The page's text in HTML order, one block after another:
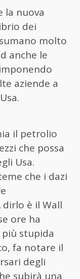
la nuova
dei
molto
anche le
aziende a
il petrolio
che possa
Usa.
che i dazi
dirlo è il Wall
ore ha
stupida
fa notare il
degli
subirà una